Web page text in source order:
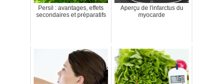
Persil : avantages, effets
secondaires et préparatifs
Aperçu de l'infarctus du
myocarde